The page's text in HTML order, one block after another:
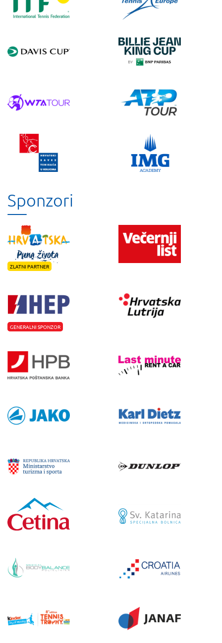
Sponzori
ZLATNI PARTNER
GENERALNI SPONZOR